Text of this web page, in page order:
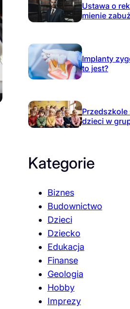
Ustawa o
mienie
Implanty
to jest?
Przedszkole
dzieci w
Kategorie
Biznes
Budownictwo
Dzieci
Dziecko
Edukacja
Finanse
Geologia
Hobby
Imprezy